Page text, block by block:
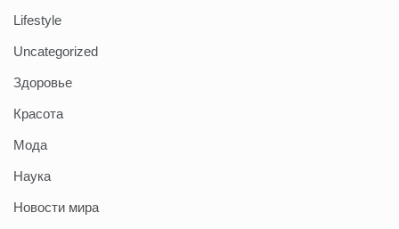
Lifestyle
Uncategorized
Здоровье
Красота
Мода
Наука
Новости мира